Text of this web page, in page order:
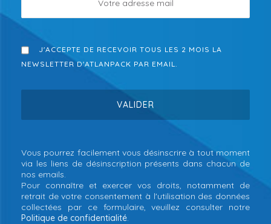
J'ACCEPTE DE RECEVOIR TOUS LES 2 MOIS LA
NEWSLETTER D'ATLANPACK PAR EMAIL.
Vous pourrez facilement vous désinscrire à tout moment
via les liens de désinscription présents dans chacun de
nos emails.
Pour connaître et exercer vos droits, notamment de
retrait de votre consentement à l'utilisation des données
collectées par ce formulaire, veuillez consulter notre
Politique de confidentialité.